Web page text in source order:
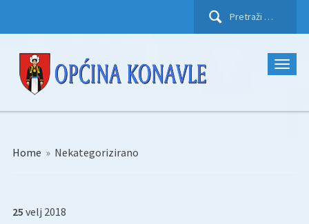
Pretraži:
Home » Nekategorizirano
25 velj 2018